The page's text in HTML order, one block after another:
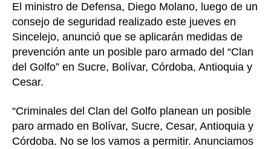
El ministro de Defensa, Diego Molano, luego de un
consejo de seguridad realizado este jueves en
Sincelejo, anunció que se aplicarán medidas de
prevención ante un posible paro armado del “Clan
del Golfo” en Sucre, Bolívar, Córdoba, Antioquia y
Cesar.
“Criminales del Clan del Golfo planean un posible
paro armado en Bolívar, Sucre, Cesar, Antioquia y
Córdoba. No se los vamos a permitir. Anunciamos